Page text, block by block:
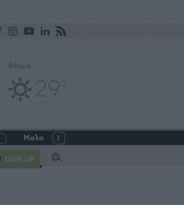
Μαλακό σιτάρι
SIGN UP